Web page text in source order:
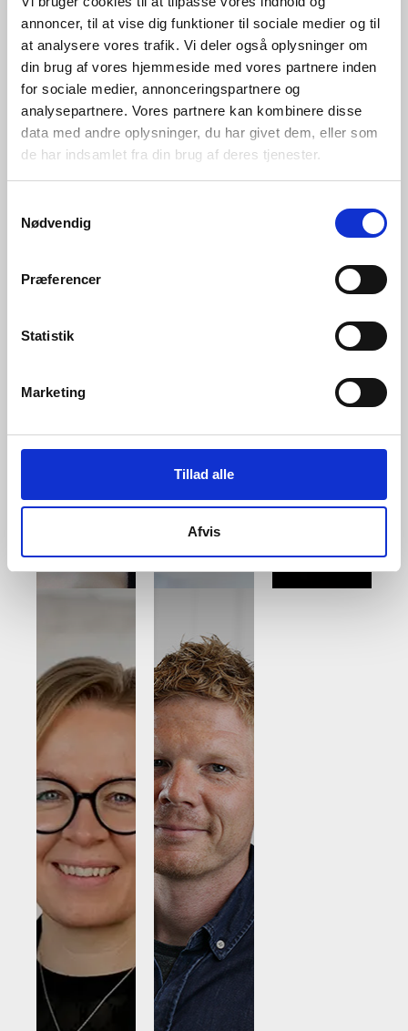
annoncer, til at vise dig funktioner til sociale medier og til
at analysere vores trafik. Vi deler også oplysninger om
din brug af vores hjemmeside med vores partnere inden
for sociale medier, annonceringspartnere og
analysepartnere. Vores partnere kan kombinere disse
data med andre oplysninger, du har givet dem, eller som
de har indsamlet fra din brug af deres tjenester.
Nødvendig
Præferencer
Statistik
Marketing
Tillad alle
Afvis
Mie
Nicolai
Mendgaard-Inge